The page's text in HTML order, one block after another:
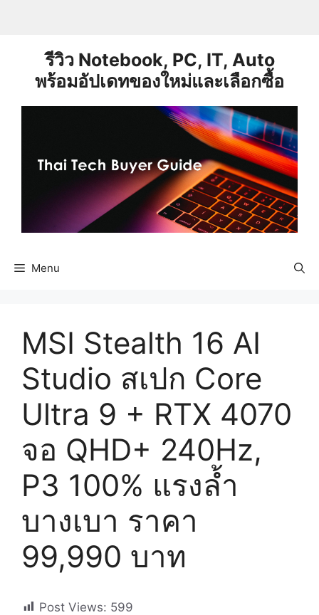
รีวิว Notebook, PC, IT, Auto
พร้อมอัปเดทของใหม่และเลือกซื้อ
Menu
MSI Stealth 16 AI
Studio สเปก Core
Ultra 9 + RTX 4070
จอ QHD+ 240Hz,
P3 100% แรงล้ำ
บางเบา ราคา
99,990 บาท
Post Views: 599